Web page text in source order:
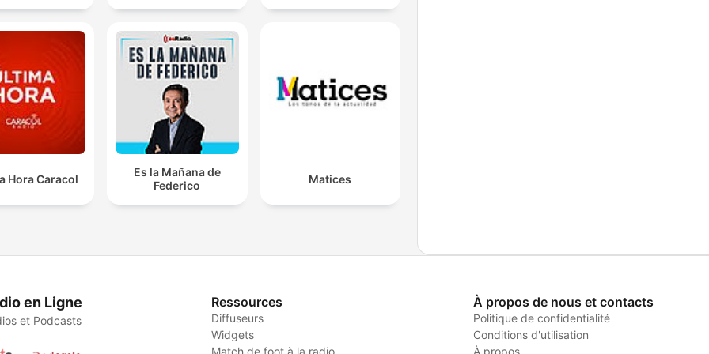
Hora Caracol
Es la Mañana de
Federico
Matices
en Ligne
et Podcasts
Ressources
Diffuseurs
Widgets
Match de foot à la radio
À propos de nous et contacts
Politique de confidentialité
Conditions d'utilisation
À propos